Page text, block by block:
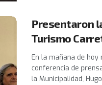
Presentaron
Turismo
En la mañana de
conferencia de
la Municipalidad,